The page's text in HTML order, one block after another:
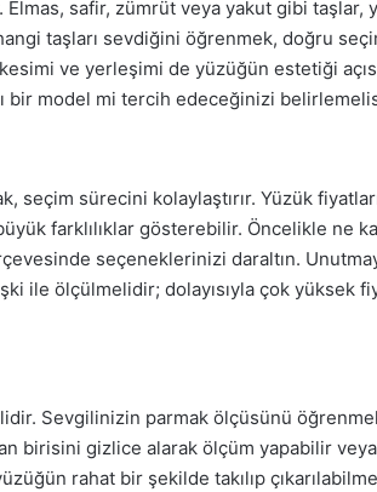
safir, zümrüt veya yakut gibi taşlar,
taşları sevdiğini öğrenmek, doğru
kesimi ve yerleşimi de yüzüğün estetiği
bir model mi tercih edeceğinizi
seçim sürecini kolaylaştırır. Yüzük
farklılıklar gösterebilir. Öncelikle ne
seçeneklerinizi daraltın.
ile ölçülmelidir; dolayısıyla çok yüksek
Sevgilinizin parmak ölçüsünü
birisini gizlice alarak ölçüm yapabilir
rahat bir şekilde takılıp